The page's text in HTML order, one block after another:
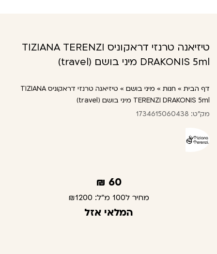
טיזיאנה טרנזי דראקוניס TIZIANA TERENZI
DRAKONIS 5ml מיני בושם (travel)
דף הבית » חנות » מיני בושם »
טיזיאנה טרנזי דראקוניס TIZIANA
TERENZI DRAKONIS 5ml מיני בושם (travel)
מק"ט: 1734615060438
60
₪
מחיר ל100 מ"ל: ₪1200
המלאי אזל